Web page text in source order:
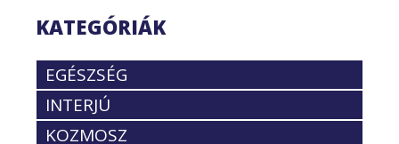
KATEGÓRIÁK
EGÉSZSÉG
INTERJÚ
KOZMOSZ